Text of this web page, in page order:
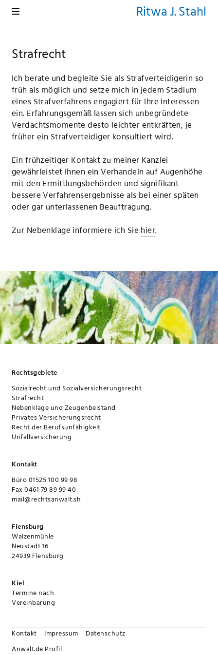
Ritwa J. Stahl
Strafrecht
Ich berate und begleite Sie als Strafverteidigerin so
früh als möglich und setze mich in jedem Stadium
eines Strafverfahrens engagiert für Ihre Interessen
ein. Erfahrungsgemäß lassen sich unbegründete
Verdachtsmomente desto leichter entkräften, je
früher ein Strafverteidiger konsultiert wird.
Ein frühzeitiger Kontakt zu meiner Kanzlei
gewährleistet Ihnen ein Verhandeln auf Augenhöhe
mit den Ermittlungsbehörden und signifikant
bessere Verfahrensergebnisse als bei einer späten
oder gar unterlassenen Beauftragung.
Zur Nebenklage informiere ich Sie hier.
Rechtsgebiete
Sozialrecht und Sozialversicherungsrecht
Strafrecht
Nebenklage und Zeugenbeistand
Privates Versicherungsrecht
Recht der Berufsunfähigkeit
Unfallversicherung
Kontakt
Büro 01525 100 99 98
Fax 0461 79 89 99 40
mail@rechtsanwalt.sh
Flensburg
Walzenmühle
Neustadt 16
24939 Flensburg
Kiel
Termine nach
Vereinbarung
Kontakt Impressum
Datenschutz
Anwalt.de Profil